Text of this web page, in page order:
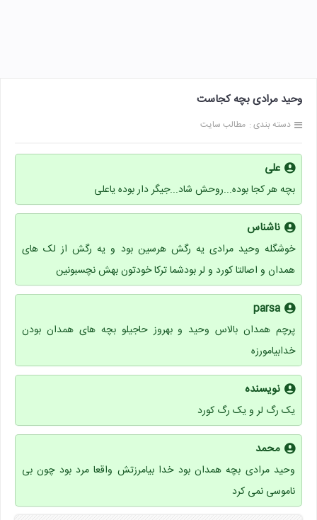
وحید مرادی بچه کجاست
دسته بندی : مطالب سایت
علی
بچه هر کجا بوده...روحش شاد...جیگر دار بوده یاعلی
ناشناس
خوشگله وحید مرادی یه رگش هرسین بود و یه رگش از لک های
همدان و اصالتا کورد و لر بودشما ترکا خودتون بهش نچسبونین
parsa
پرچم همدان بالاس وحید و بهروز حاجیلو بچه های همدان بودن
خدابیامورزه
نویسنده
یک رگ لر و یک رگ کورد
محمد
وحید مرادی بچه همدان بود خدا بیامرزتش واقعا مرد بود چون بی
ناموسی نمی کرد